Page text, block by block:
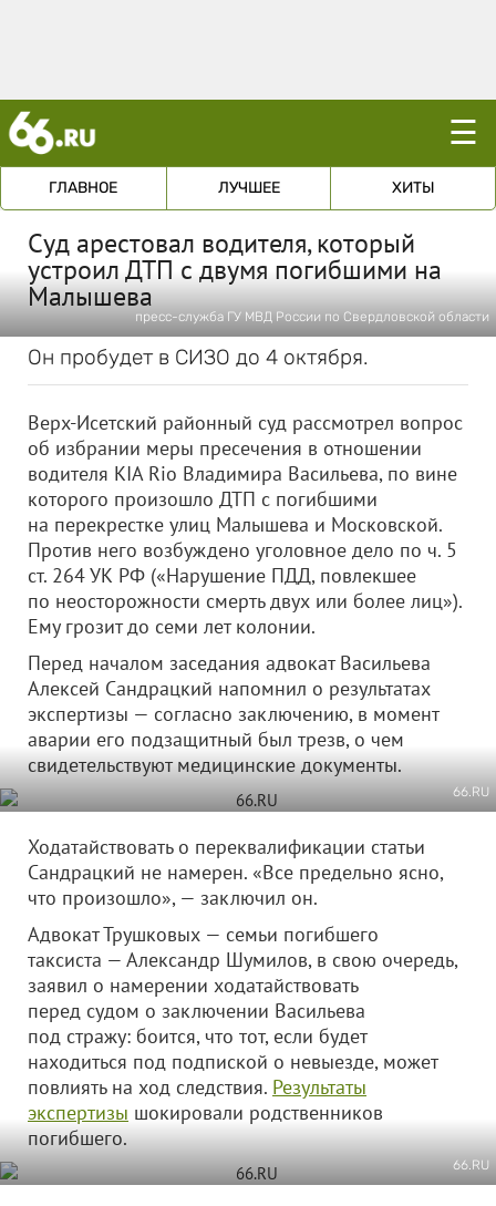
☰
ГЛАВНОЕ ЛУЧШЕЕ ХИТЫ
Суд арестовал водителя, который
устроил ДТП с двумя погибшими на
Малышева
пресс-служба ГУ МВД России по Свердловской области
Он пробудет в СИЗО до 4 октября.
Верх-Исетский районный суд рассмотрел вопрос
об избрании меры пресечения в отношении
водителя KIA Rio Владимира Васильева, по вине
которого произошло ДТП с погибшими
на перекрестке улиц Малышева и Московской.
Против него возбуждено уголовное дело по ч. 5
ст. 264 УК РФ («Нарушение ПДД, повлекшее
по неосторожности смерть двух или более лиц»).
Ему грозит до семи лет колонии.
Перед началом заседания адвокат Васильева
Алексей Сандрацкий напомнил о результатах
экспертизы — согласно заключению, в момент
аварии его подзащитный был трезв, о чем
свидетельствуют медицинские документы.
66.RU
Ходатайствовать о переквалификации статьи
Сандрацкий не намерен. «Все предельно ясно,
что произошло», — заключил он.
Адвокат Трушковых — семьи погибшего
таксиста — Александр Шумилов, в свою очередь,
заявил о намерении ходатайствовать
перед судом о заключении Васильева
под стражу: боится, что тот, если будет
находиться под подпиской о невыезде, может
повлиять на ход следствия. Результаты
экспертизы шокировали родственников
погибшего.
66.RU